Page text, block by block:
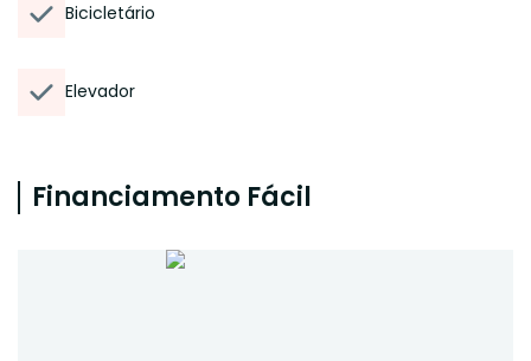
Bicicletário
Elevador
Financiamento Fácil